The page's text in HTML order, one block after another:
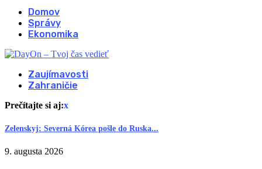
Domov
Správy
Ekonomika
Zaujímavosti
Zahraničie
Prečítajte si aj:x
Zelenskyj: Severná Kórea pošle do Ruska...
9. augusta 2026